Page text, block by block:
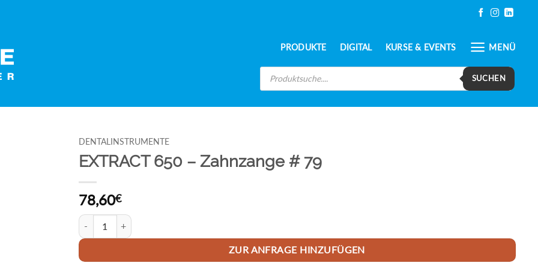
PRODUKTE DIGITAL KURSE & EVENTS MENÜ
Products
search
SUCHEN
DENTALINSTRUMENTE
EXTRACT 650 – Zahnzange # 79
78,60€
EXTRACT 650 - Zahnzange # 79 Menge
ZUR ANFRAGE HINZUFÜGEN